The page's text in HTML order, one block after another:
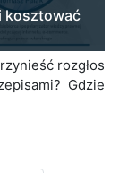
kosztować
rozgłos
Gdzie